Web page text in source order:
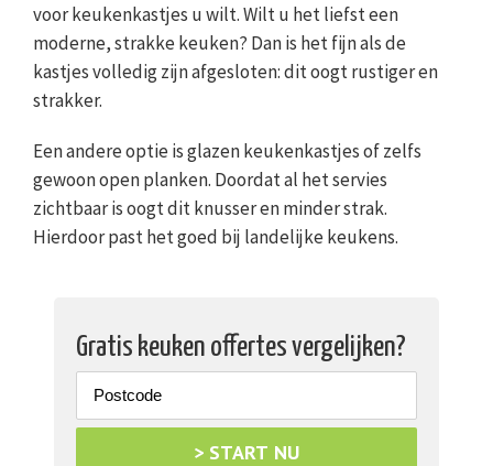
voor keukenkastjes u wilt. Wilt u het liefst een
moderne, strakke keuken? Dan is het fijn als de
kastjes volledig zijn afgesloten: dit oogt rustiger en
strakker.
Een andere optie is glazen keukenkastjes of zelfs
gewoon open planken. Doordat al het servies
zichtbaar is oogt dit knusser en minder strak.
Hierdoor past het goed bij landelijke keukens.
Gratis keuken offertes vergelijken?
> START NU